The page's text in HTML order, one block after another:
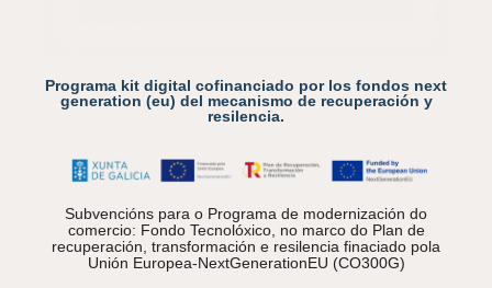
Programa kit digital cofinanciado por los fondos next
generation (eu) del mecanismo de recuperación y
resilencia.
Subvencións para o Programa de modernización do
comercio: Fondo Tecnolóxico, no marco do Plan de
recuperación, transformación e resilencia finaciado pola
Unión Europea-NextGenerationEU (CO300G)